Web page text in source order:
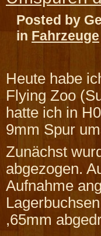
Posted by
in Fahrzeuge
Heute habe
Flying Zoo
hatte ich in
9mm Spur
Zunächst
abgezogen.
Aufnahme
,65mm